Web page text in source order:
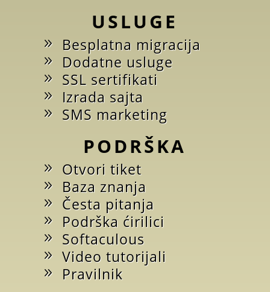
USLUGE
Besplatna migracija
Dodatne usluge
SSL sertifikati
Izrada sajta
SMS marketing
PODRŠKA
Otvori tiket
Baza znanja
Česta pitanja
Podrška ćirilici
Softaculous
Video tutorijali
Pravilnik